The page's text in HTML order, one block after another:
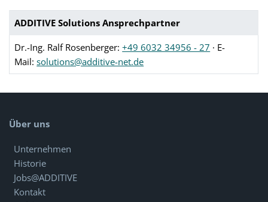
ADDITIVE Solutions Ansprechpartner
Dr.-Ing. Ralf Rosenberger:+49 6032 34956 - 27 · E-
Mail:solutions@additive-net.de
Über uns
Unternehmen
Historie
Jobs@ADDITIVE
Kontakt